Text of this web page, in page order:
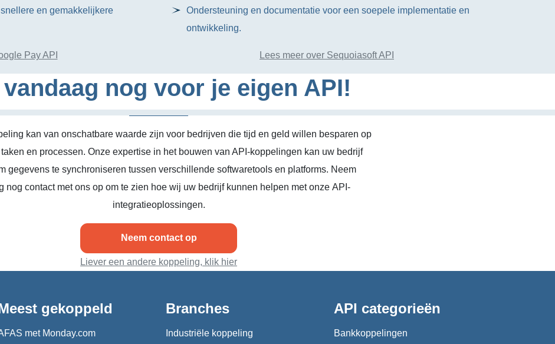
en gemakkelijkere
Pay API
Ondersteuning en documentatie voor een soepele implementatie en
ontwikkeling.
Lees meer over Sequoiasoft API
vandaag nog voor je eigen API!
kan van onschatbare waarde zijn voor bedrijven die tijd en geld willen besparen op
en processen. Onze expertise in het bouwen van API-koppelingen kan uw bedrijf
gegevens te synchroniseren tussen verschillende softwaretools en platforms. Neem
nog contact met ons op om te zien hoe wij uw bedrijf kunnen helpen met onze API-
integratieoplossingen.
Neem contact op
Liever een andere koppeling, klik hier
gekoppeld
met Monday.com
Branches
Industriële koppeling
API categorieën
Bankkoppelingen